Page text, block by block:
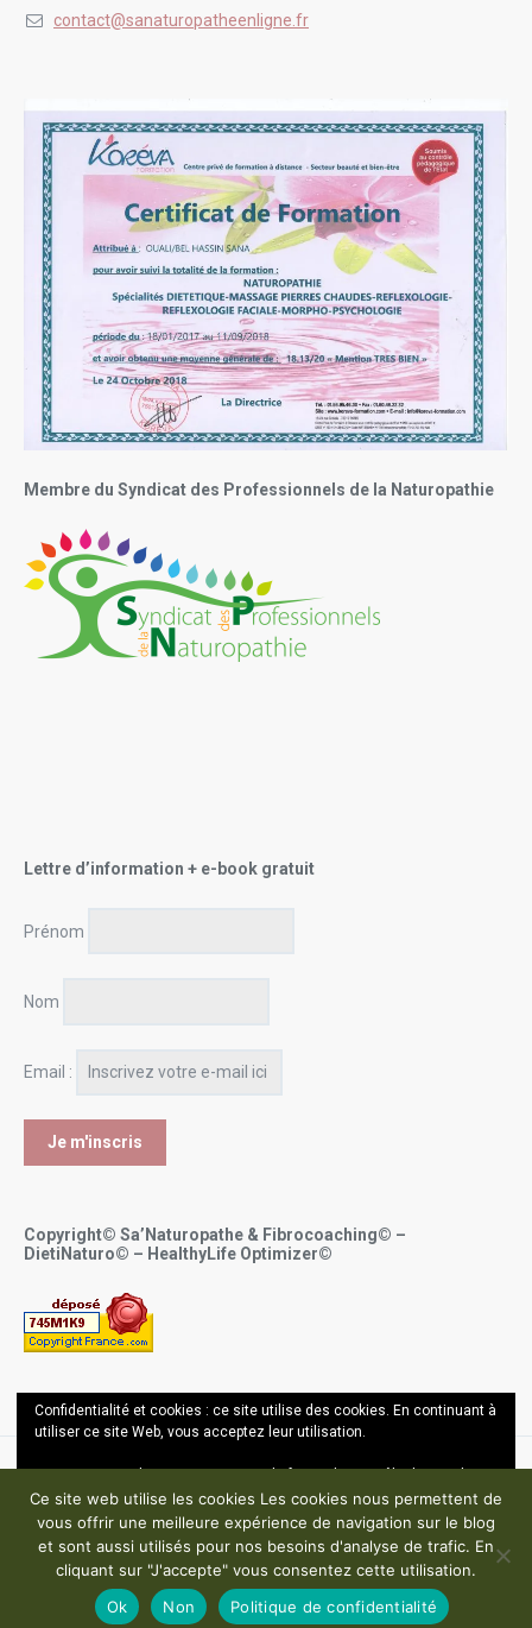
Confidentialité et cookies : ce site utilise des cookies. En continuant à
utiliser ce site Web, vous acceptez leur utilisation.
consultez :En savoir plus
contact@sanaturopatheenligne.fr
Membre du Syndicat des Professionnels de la Naturopathie
Lettre d’information + e-book gratuit
Prénom
Nom
Email :
Copyright© Sa’Naturopathe & Fibrocoaching© –
DietiNaturo© – HealthyLife Optimizer©
Copyright ©
Sana Bel Hassin OUALI - Sa'Naturopathe 2017-2024
Mentions légales – Politique de confidentialité – CGU
Ce site web utilise les cookies Les cookies nous permettent de
vous offrir une meilleure expérience de navigation sur le blog
et sont aussi utilisés pour nos besoins d'analyse de trafic. En
cliquant sur "J'accepte" vous consentez cette utilisation.
Ok
Non Politique de confidentialité